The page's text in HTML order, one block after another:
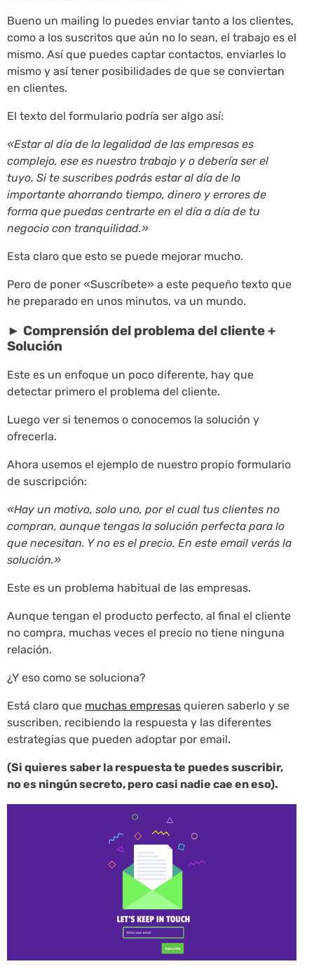
Bueno un mailing lo puedes enviar tanto a los clientes,
como a los suscritos que aún no lo sean, el trabajo es el
mismo. Así que puedes captar contactos, enviarles lo
mismo y así tener posibilidades de que se conviertan
en clientes.
El texto del formulario podría ser algo así:
«Estar al día de la legalidad de las empresas es
complejo, ese es nuestro trabajo y o debería ser el
tuyo. Si te suscribes podrás estar al día de lo
importante ahorrando tiempo, dinero y errores de
forma que puedas centrarte en el día a día de tu
negocio con tranquilidad.»
Esta claro que esto se puede mejorar mucho.
Pero de poner «Suscríbete» a este pequeño texto que
he preparado en unos minutos, va un mundo.
► Comprensión del problema del cliente +
Solución
Este es un enfoque un poco diferente, hay que
detectar primero el problema del cliente.
Luego ver si tenemos o conocemos la solución y
ofrecerla.
Ahora usemos el ejemplo de nuestro propio formulario
de suscripción:
«Hay un motivo, solo uno, por el cual tus clientes no
compran, aunque tengas la solución perfecta para lo
que necesitan. Y no es el precio. En este email verás la
solución.»
Este es un problema habitual de las empresas.
Aunque tengan el producto perfecto, al final el cliente
no compra, muchas veces el precio no tiene ninguna
relación.
¿Y eso como se soluciona?
Está claro que muchas empresas quieren saberlo y se
suscriben, recibiendo la respuesta y las diferentes
estrategias que pueden adoptar por email.
(Si quieres saber la respuesta te puedes suscribir,
no es ningún secreto, pero casi nadie cae en eso).